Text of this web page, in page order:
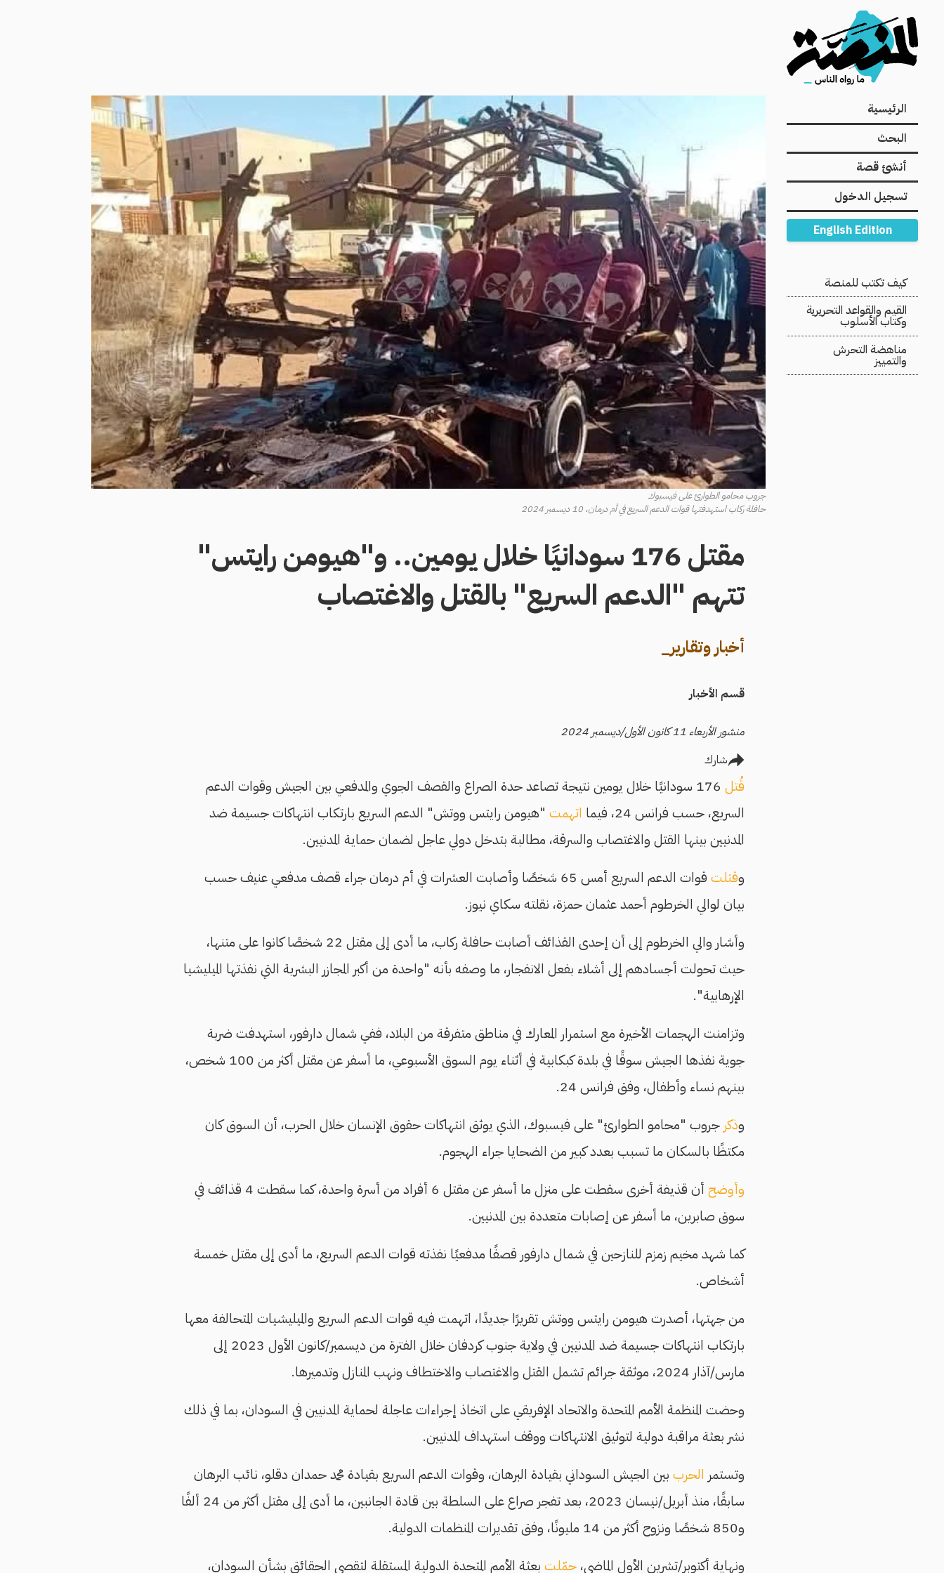
Main
navigation
الرئيسية
البحث
أنشئ قصة
تسجيل الدخول
English Edition
Secondary
Navigation
كيف تكتب للمنصة
القيم والقواعد التحريرية
وكتاب الأسلوب
مناهضة التحرش
والتمييز
جروب محامو الطوارئ على فيسبوك
حافلة ركاب استهدفتها قوات الدعم السريع في أم درمان، 10 ديسمبر 2024
مقتل 176 سودانيًا خلال يومين.. و"هيومن رايتس"
تتهم "الدعم السريع" بالقتل والاغتصاب
أخبار وتقارير_
قسم الأخبار
منشور الأربعاء 11 كانون الأول/ديسمبر 2024
شارك
قُتل
176 سودانيًا خلال يومين نتيجة تصاعد حدة الصراع والقصف الجوي والمدفعي بين الجيش وقوات الدعم
السريع، حسب فرانس 24، فيما
اتهمت "هيومن رايتس ووتش" الدعم السريع بارتكاب انتهاكات جسيمة ضد
المدنيين بينها القتل والاغتصاب والسرقة، مطالبة بتدخل دولي عاجل لضمان حماية المدنيين.
وقتلت
قوات الدعم السريع أمس 65 شخصًا وأصابت العشرات في أم درمان جراء قصف مدفعي عنيف حسب
بيان لوالي الخرطوم أحمد عثمان حمزة، نقلته سكاي نيوز.
وأشار والي الخرطوم إلى أن إحدى القذائف أصابت حافلة ركاب، ما أدى إلى مقتل 22 شخصًا كانوا على متنها،
حيث تحولت أجسادهم إلى أشلاء بفعل الانفجار، ما وصفه بأنه "واحدة من أكبر المجازر البشرية التي نفذتها الميليشيا
الإرهابية".
وتزامنت الهجمات الأخيرة مع استمرار المعارك في مناطق متفرقة من البلاد، ففي شمال دارفور، استهدفت ضربة
جوية نفذها الجيش سوقًا في بلدة كبكابية في أثناء يوم السوق الأسبوعي، ما أسفر عن مقتل أكثر من 100 شخص،
بينهم نساء وأطفال، وفق فرانس 24.
وذكر جروب "محامو الطوارئ" على فيسبوك، الذي يوثق انتهاكات حقوق الإنسان خلال الحرب، أن السوق كان
مكتظًا بالسكان ما تسبب بعدد كبير من الضحايا جراء الهجوم.
وأوضح
أن قذيفة أخرى سقطت على منزل ما أسفر عن مقتل 6 أفراد من أسرة واحدة، كما سقطت 4 قذائف في
سوق صابرين، ما أسفر عن إصابات متعددة بين المدنيين.
كما شهد مخيم زمزم للنازحين في شمال دارفور قصفًا مدفعيًا نفذته قوات الدعم السريع، ما أدى إلى مقتل خمسة
أشخاص.
من جهتها، أصدرت هيومن رايتس ووتش تقريرًا جديدًا، اتهمت فيه قوات الدعم السريع والميليشيات المتحالفة معها
بارتكاب انتهاكات جسيمة ضد المدنيين في ولاية جنوب كردفان خلال الفترة من ديسمبر/كانون الأول 2023 إلى
مارس/آذار 2024، موثقة جرائم تشمل القتل والاغتصاب والاختطاف ونهب المنازل وتدميرها.
وحضت المنظمة الأمم المتحدة والاتحاد الإفريقي على اتخاذ إجراءات عاجلة لحماية المدنيين في السودان، بما في ذلك
نشر بعثة مراقبة دولية لتوثيق الانتهاكات ووقف استهداف المدنيين.
وتستمر الحرببين الجيش السوداني بقيادة البرهان، وقوات الدعم السريع بقيادة محمد حمدان دقلو، نائب البرهان
سابقًا، منذ أبريل/نيسان 2023، بعد تفجر صراع على السلطة بين قادة الجانبين، ما أدى إلى مقتل أكثر من 24 ألفًا
و850 شخصًا ونزوح أكثر من 14 مليونًا، وفق تقديرات المنظمات الدولية.
ونهاية أكتوبر/تشرين الأول الماضي، حمّلتبعثة الأمم المتحدة الدولية المستقلة لتقصي الحقائق بشأن السودان،